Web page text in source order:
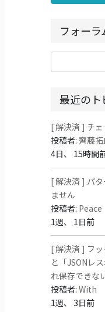
フォーラ
最近のト
[ 解決済 ] チ
投稿者:齊藤拓
4日、 15時間
[ 解決済 ] パ
ません
投稿者: Peace
1週、 1日前
[ 解決済 ] フ
と「JSONレ
れ保存できな
投稿者:With
1週、 3日前